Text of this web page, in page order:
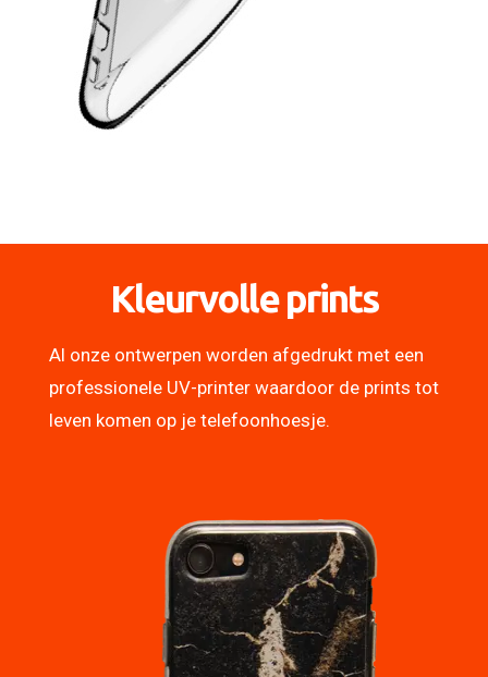
Kleurvolle prints
Al onze ontwerpen worden afgedrukt met een
professionele UV-printer waardoor de prints tot
leven komen op je telefoonhoesje.